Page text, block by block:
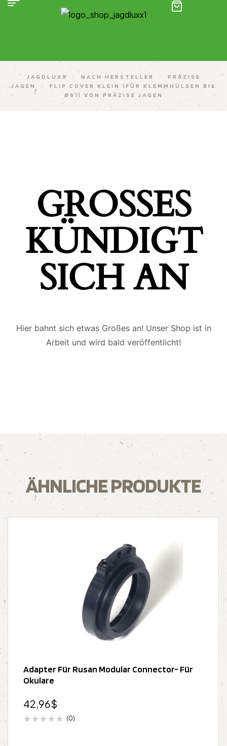
JAGDLUXX / NACH HERSTELLER /
PRÄZISE
JAGEN
/
FLIP COVER KLEIN (FÜR KLEMMHÜLSEN BIS
Ø61) VON PRÄZISE JAGEN
GROSSES K
ÜNDIGT S
ICH AN
Hier bahnt sich etwas Großes an! Unser Shop ist in
Arbeit und wird bald veröffentlicht!
ÄHNLICHE PRODUKTE
Adapter Für Rusan Modular Connector- Für
Okulare
42,96$
(0)